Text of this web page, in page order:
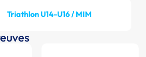
Triathlon U14-U16 / MIM